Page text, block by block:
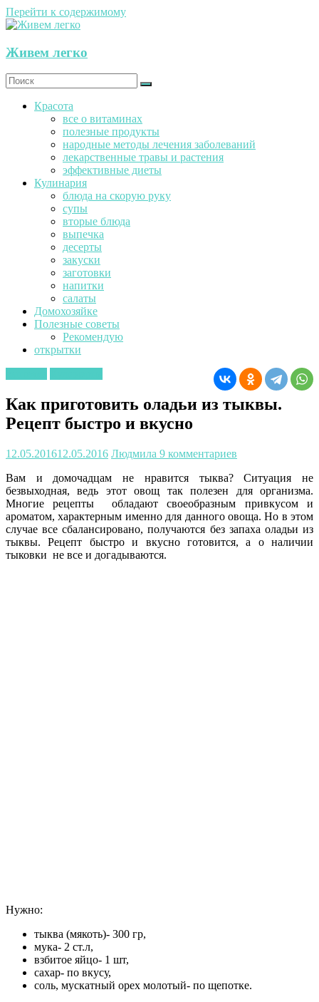
Перейти к содержимому
Живем легко
Красота
все о витаминах
полезные продукты
народные методы лечения заболеваний
лекарственные травы и растения
эффективные диеты
Кулинария
блюда на скорую руку
супы
вторые блюда
выпечка
десерты
закуски
заготовки
напитки
салаты
Домохозяйке
Полезные советы
Рекомендую
открытки
Как приготовить оладьи из тыквы.
Рецепт быстро и вкусно
12.05.201612.05.2016 Людмила 9 комментариев
Вам и домочадцам не нравится тыква? Ситуация не
безвыходная, ведь этот овощ так полезен для организма.
Многие рецепты обладают своеобразным привкусом и
ароматом, характерным именно для данного овоща. Но в этом
случае все сбалансировано, получаются без запаха оладьи из
тыквы. Рецепт быстро и вкусно готовится, а о наличии
тыковки не все и догадываются.
Нужно:
тыква (мякоть)- 300 гр,
мука- 2 ст.л,
взбитое яйцо- 1 шт,
сахар- по вкусу,
соль, мускатный орех молотый- по щепотке.